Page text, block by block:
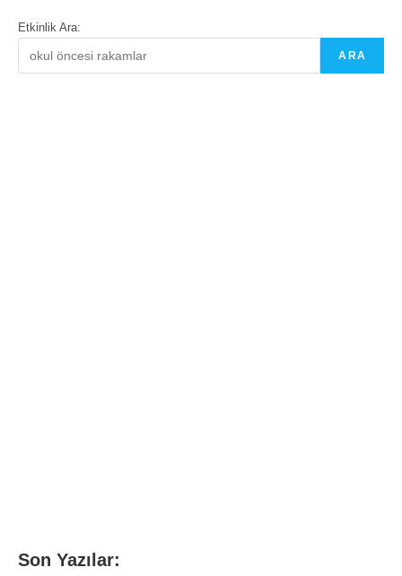
Etkinlik Ara:
ARA
Son Yazılar: